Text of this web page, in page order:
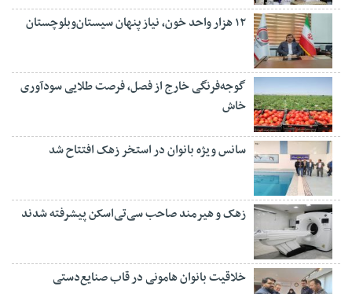
۱۲ هزار واحد خون، نیاز پنهان سیستان‌وبلوچستان
گوجه‌فرنگی خارج از فصل، فرصت طلایی سودآوری
خاش
سانس ویژه بانوان در استخر زهک افتتاح شد
زهک و هیرمند صاحب سی‌تی‌اسکن پیشرفته شدند
خلاقیت بانوان هامونی در قاب صنایع‌دستی